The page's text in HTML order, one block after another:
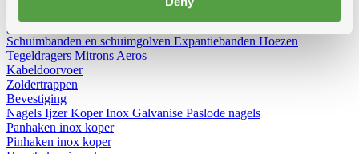
Birdex - Duivenpinnen Oisipic
gootbakken en PVC tapbuizenBladvangersRenovatieprofielen
Schuimbanden en schuimgolven Expantiebanden Hoezen
Tegeldragers Mitrons Aeros
Kabeldoorvoer
Zoldertrappen
Bevestiging
Nagels IjzerKoperInox Galvanise Paslode nagels
Panhaken inox koper
Pinhaken inox koper